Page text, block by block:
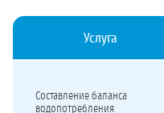
Услуга
Составление баланса
водопотребления